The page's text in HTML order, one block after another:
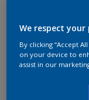
Format
We respect your
By clicking “Accept
on your device to
assist in our